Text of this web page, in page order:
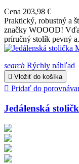
Cena 203,98 €
Praktický, robustný a
značky WOOOD!
príručný stolík pevný
search Rýchly náhľad
 Vložiť do košíka
 Pridať do
Jedálenská